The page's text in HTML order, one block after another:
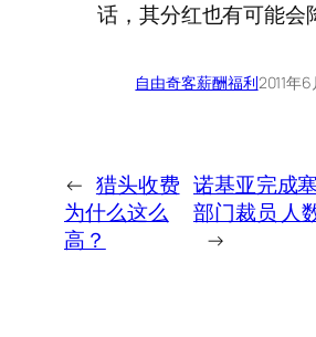
话，其分红也有可能会
自由奇客薪酬福利2011年
← 猎头收费
为什么这么
高？
诺基亚完成
部门裁员 人
→